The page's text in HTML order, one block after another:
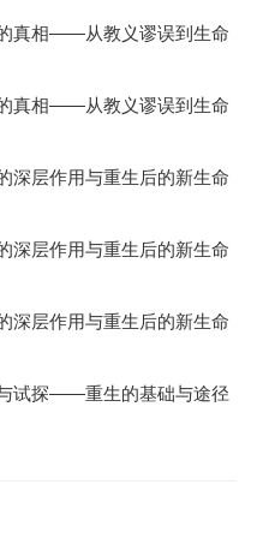
真相——从教义谬误到生命
真相——从教义谬误到生命
深层作用与重生后的新生命
深层作用与重生后的新生命
深层作用与重生后的新生命
试探——重生的基础与途径